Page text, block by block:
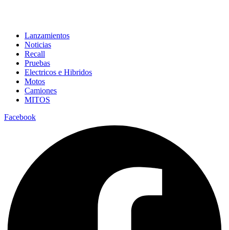
Lanzamientos
Noticias
Recall
Pruebas
Electricos e Hibridos
Motos
Camiones
MITOS
Facebook